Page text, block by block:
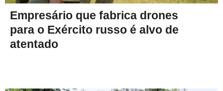
Empresário que fabrica drones
para o Exército russo é alvo de
atentado